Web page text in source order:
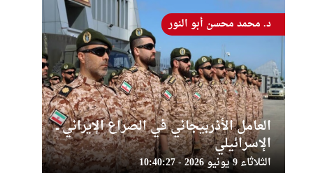
العامل الأذربيجاني في الصراع الإيراني ــ
الإسرائيلي
الثلاثاء 9 يونيو 2026 - 10:40:27
د. محمد محسن أبو النور